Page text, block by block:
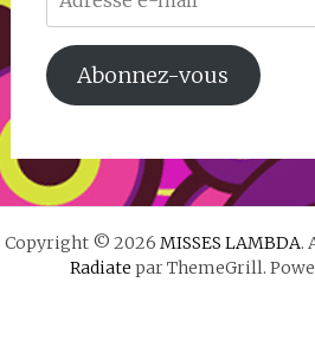
e-
mail
Abonnez-vous
Copyright © 2026 MISSES LAMBDA.
Radiate par ThemeGrill.